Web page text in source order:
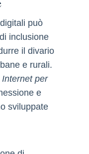
può
inclusione
il divario
e rurali.
Internet per
e
sviluppate